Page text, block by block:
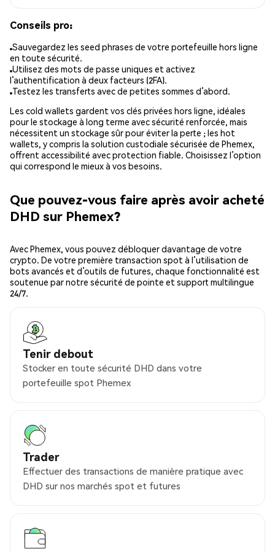
Conseils pro:
Sauvegardez les seed phrases de votre portefeuille hors ligne
en toute sécurité.
Utilisez des mots de passe uniques et activez
l’authentification à deux facteurs (2FA).
Testez les transferts avec de petites sommes d’abord.
Les cold wallets gardent vos clés privées hors ligne, idéales
pour le stockage à long terme avec sécurité renforcée, mais
nécessitent un stockage sûr pour éviter la perte ; les hot
wallets, y compris la solution custodiale sécurisée de Phemex,
offrent accessibilité avec protection fiable. Choisissez l’option
qui correspond le mieux à vos besoins.
Que pouvez-vous faire après avoir acheté
DHD sur Phemex?
Avec Phemex, vous pouvez débloquer davantage de votre
crypto. De votre première transaction spot à l’utilisation de
bots avancés et d’outils de futures, chaque fonctionnalité est
soutenue par notre sécurité de pointe et support multilingue
24/7.
Tenir debout
Stocker en toute sécurité DHD dans votre
portefeuille spot Phemex
Trader
Effectuer des transactions de manière pratique avec
DHD sur nos marchés spot et futures